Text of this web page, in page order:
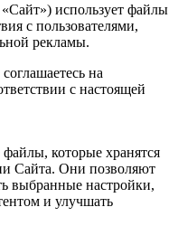
использует файлы
с пользователями,
рекламы.
на
с настоящей
которые хранятся
Сайта. Они позволяют
выбранные настройки,
и улучшать